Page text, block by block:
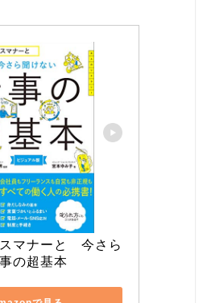
マナーと　今さら
の超基本